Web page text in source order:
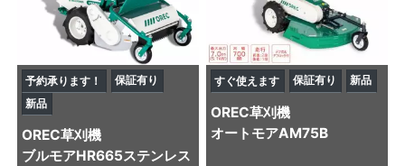
予約承ります！
保証有り
新品
OREC草刈機
ブルモアHR665ステンレス
すぐ使えます 保証有り 新品
OREC草刈機
オートモアAM75B